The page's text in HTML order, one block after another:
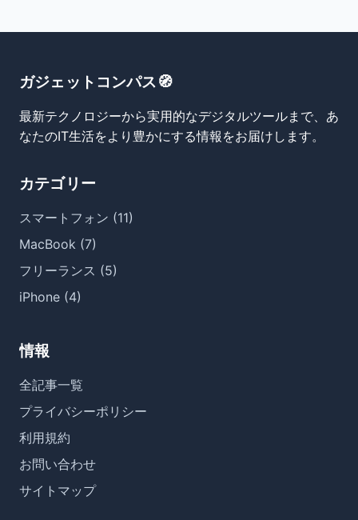
ガジェットコンパス🧭
最新テクノロジーから実用的なデジタルツールまで、あ
なたのIT生活をより豊かにする情報をお届けします。
カテゴリー
スマートフォン (11)
MacBook (7)
フリーランス (5)
iPhone (4)
情報
全記事一覧
プライバシーポリシー
利用規約
お問い合わせ
サイトマップ